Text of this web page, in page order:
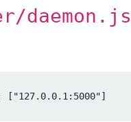
["127.0.0.1:5000"]